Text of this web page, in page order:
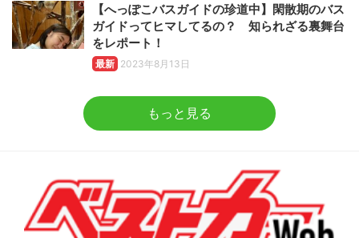
【へっぽこバスガイドの珍道中】閑散期のバス
ガイドってヒマしてるの？ 知られざる裏舞台
をレポート！
最新 2023年8月13日
もっと見る